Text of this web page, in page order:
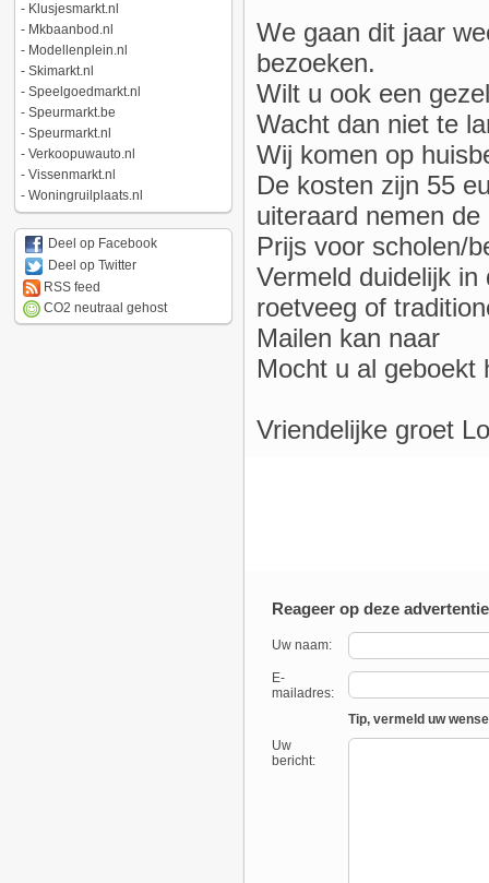
- Klusjesmarkt.nl
- Mkbaanbod.nl
- Modellenplein.nl
- Skimarkt.nl
- Speelgoedmarkt.nl
- Speurmarkt.be
- Speurmarkt.nl
- Verkoopuwauto.nl
- Vissenmarkt.nl
- Woningruilplaats.nl
Deel op Facebook
Deel op Twitter
RSS feed
CO2 neutraal gehost
We gaan dit jaar
bezoeken.
Wilt u ook een
Wacht dan niet te
Wij komen op
De kosten zijn 55
uiteraard nemen
Prijs voor scholen/
Vermeld duidelijk
roetveeg of
Mailen kan naar
Mocht u al geboekt
Vriendelijke groet
Reageer op deze advertentie
Uw naam:
E-
mailadres:
Tip, vermeld uw
Uw
bericht: